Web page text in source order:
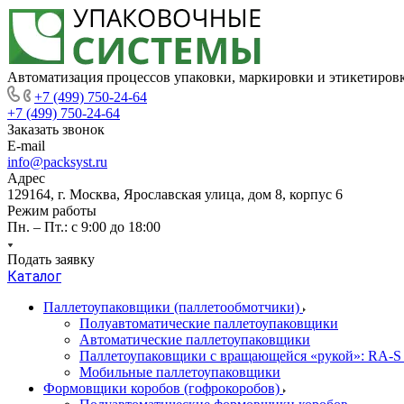
Автоматизация процессов упаковки, маркировки и
+7 (499) 750-24-64
+7 (499) 750-24-64
Заказать звонок
E-mail
info@packsyst.ru
Адрес
129164, г. Москва, Ярославская улица, дом 8, корпус 6
Режим работы
Пн. – Пт.: с 9:00 до 18:00
Подать заявку
Каталог
Паллетоупаковщики (паллетообмотчики)
Полуавтоматические паллетоупаковщики
Автоматические паллетоупаковщики
Паллетоупаковщики с вращающейся «рукой»: RA-
Мобильные паллетоупаковщики
Формовщики коробов (гофрокоробов)